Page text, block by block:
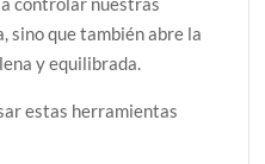
sino que también abre la
y equilibrada.
estas herramientas